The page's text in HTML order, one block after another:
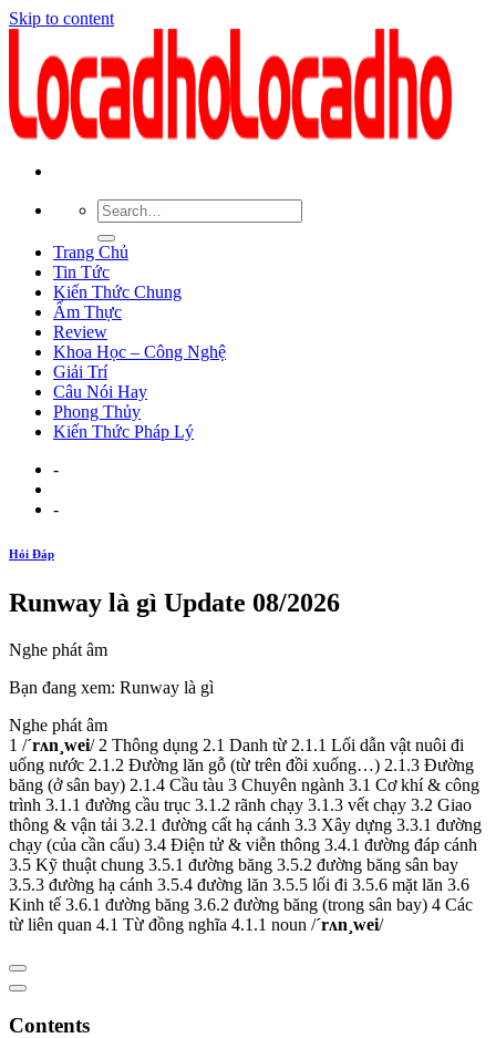
Skip to content
Trang Chủ
Tin Tức
Kiến Thức Chung
Ẩm Thực
Review
Khoa Học – Công Nghệ
Giải Trí
Câu Nói Hay
Phong Thủy
Kiến Thức Pháp Lý
-
-
Hỏi Đáp
Runway là gì Update 08/2026
Nghe phát âm
Bạn đang xem: Runway là gì
Nghe phát âm
1 /´rʌn¸wei/ 2 Thông dụng 2.1 Danh từ 2.1.1 Lối dẫn vật nuôi đi
uống nước 2.1.2 Đường lăn gỗ (từ trên đồi xuống…) 2.1.3 Đường
băng (ở sân bay) 2.1.4 Cầu tàu 3 Chuyên ngành 3.1 Cơ khí & công
trình 3.1.1 đường cầu trục 3.1.2 rãnh chạy 3.1.3 vết chạy 3.2 Giao
thông & vận tải 3.2.1 đường cất hạ cánh 3.3 Xây dựng 3.3.1 đường
chạy (của cần cẩu) 3.4 Điện tử & viễn thông 3.4.1 đường đáp cánh
3.5 Kỹ thuật chung 3.5.1 đường băng 3.5.2 đường băng sân bay
3.5.3 đường hạ cánh 3.5.4 đường lăn 3.5.5 lối đi 3.5.6 mặt lăn 3.6
Kinh tế 3.6.1 đường băng 3.6.2 đường băng (trong sân bay) 4 Các
từ liên quan 4.1 Từ đồng nghĩa 4.1.1 noun /´rʌn¸wei/
Contents